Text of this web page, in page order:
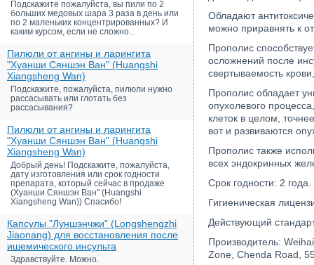
Подскажите пожалуйста, вы пили по 2
больших медовых шара 3 раза в день или
по 2 маленьких концентрированных? И
каким курсом, если не сложно...
Пилюли от ангины и ларингита
"Хуанши Сяншэн Ван" (Huangshi
Xiangsheng Wan)
Подскажите, пожалуйста, пилюли нужно
рассасывать или глотать без
рассасывания?
Пилюли от ангины и ларингита
"Хуанши Сяншэн Ван" (Huangshi
Xiangsheng Wan)
Добрый день! Подскажите, пожалуйста,
дату изготовления или срок годности
препарата, который сейчас в продаже
(Хуанши Сяншэн Ван" (Huangshi
Xiangsheng Wan)) Спасибо!
Капсулы "Луншэнчжи" (Longshengzhi
Jiaonang) для восстановления после
ишемического инсульта
Здравствуйте. Можно.
Обладают
можно приравнять к
Прополис
осложнений после
свертываемость
Прополис обладает
опухолевого
клеток в целом,
вот и развиваются
Прополис также
всех эндокринных
Срок годности: 2 года.
Гигиеническая
Действующий
Производитель:
Zone, Chenda Road,